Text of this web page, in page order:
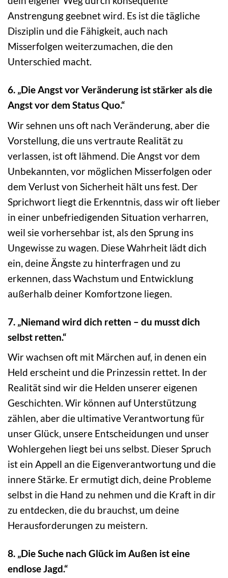
Anstrengung geebnet wird. Es ist die tägliche
Disziplin und die Fähigkeit, auch nach
Misserfolgen weiterzumachen, die den
Unterschied macht.
6. „Die Angst vor Veränderung ist stärker als die
Angst vor dem Status Quo.“
Wir sehnen uns oft nach Veränderung, aber die
Vorstellung, die uns vertraute Realität zu
verlassen, ist oft lähmend. Die Angst vor dem
Unbekannten, vor möglichen Misserfolgen oder
dem Verlust von Sicherheit hält uns fest. Der
Sprichwort liegt die Erkenntnis, dass wir oft lieber
in einer unbefriedigenden Situation verharren,
weil sie vorhersehbar ist, als den Sprung ins
Ungewisse zu wagen. Diese Wahrheit lädt dich
ein, deine Ängste zu hinterfragen und zu
erkennen, dass Wachstum und Entwicklung
außerhalb deiner Komfortzone liegen.
7. „Niemand wird dich retten – du musst dich
selbst retten.“
Wir wachsen oft mit Märchen auf, in denen ein
Held erscheint und die Prinzessin rettet. In der
Realität sind wir die Helden unserer eigenen
Geschichten. Wir können auf Unterstützung
zählen, aber die ultimative Verantwortung für
unser Glück, unsere Entscheidungen und unser
Wohlergehen liegt bei uns selbst. Dieser Spruch
ist ein Appell an die Eigenverantwortung und die
innere Stärke. Er ermutigt dich, deine Probleme
selbst in die Hand zu nehmen und die Kraft in dir
zu entdecken, die du brauchst, um deine
Herausforderungen zu meistern.
8. „Die Suche nach Glück im Außen ist eine
endlose Jagd.“